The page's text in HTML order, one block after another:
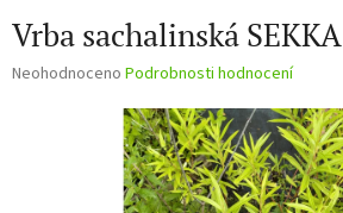
Vrba sachalinská SEKKA
Průměrné
Neohodnoceno Podrobnosti hodnocení